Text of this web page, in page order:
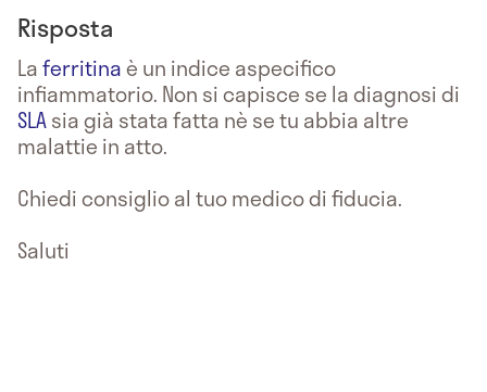
Risposta
Laferritinaè un indice aspecifico
infiammatorio. Non si capisce se la diagnosi di
SLAsia già stata fatta nè se tu abbia altre
malattie in atto.
Chiedi consiglio al tuo medico di fiducia.
Saluti